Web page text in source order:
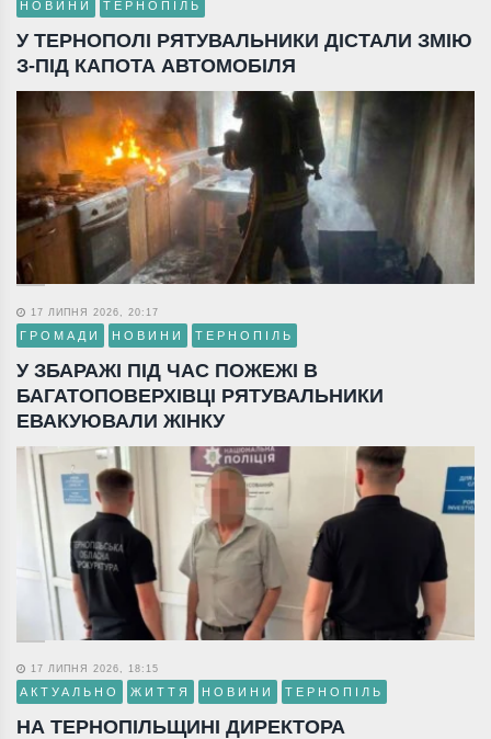
НОВИНИ ТЕРНОПІЛЬ
У ТЕРНОПОЛІ РЯТУВАЛЬНИКИ ДІСТАЛИ ЗМІЮ
З-ПІД КАПОТА АВТОМОБІЛЯ
17 ЛИПНЯ 2026, 20:17
ГРОМАДИ НОВИНИ ТЕРНОПІЛЬ
У ЗБАРАЖІ ПІД ЧАС ПОЖЕЖІ В
БАГАТОПОВЕРХІВЦІ РЯТУВАЛЬНИКИ
ЕВАКУЮВАЛИ ЖІНКУ
17 ЛИПНЯ 2026, 18:15
АКТУАЛЬНО ЖИТТЯ НОВИНИ ТЕРНОПІЛЬ
НА ТЕРНОПІЛЬЩИНІ ДИРЕКТОРА